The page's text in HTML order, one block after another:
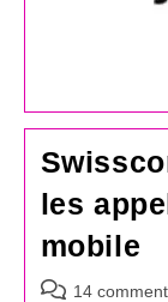
les
mobile
Commentaires
14